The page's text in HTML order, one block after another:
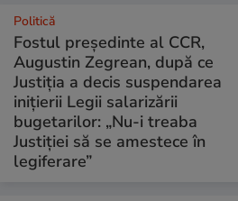
Politică
Fostul președinte al CCR,
Augustin Zegrean, după ce
Justiția a decis suspendarea
inițierii Legii salarizării
bugetarilor: „Nu-i treaba
Justiției să se amestece în
legiferare”